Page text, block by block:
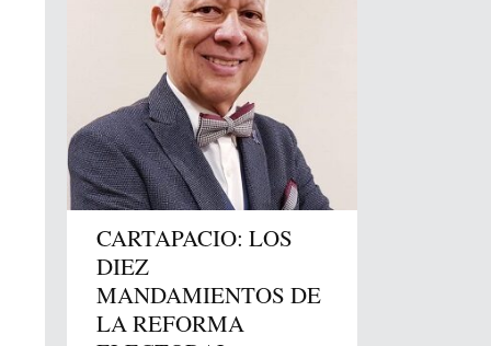
CARTAPACIO: LOS
DIEZ
MANDAMIENTOS DE
LA REFORMA